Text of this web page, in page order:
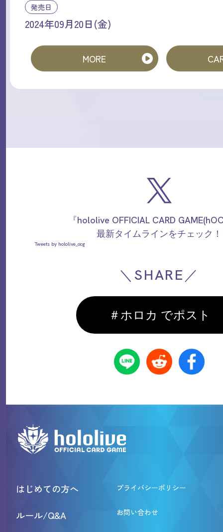
発売日
2024年09月20日(金)
MORE
『hololive OFFICIAL CARD
最新タイムラインをチェック！
Tweets by hololive_ocg
＼SHARE／
＃ホロカ でポスト
はじめての方へ
ルール/Q&A
プライバシーポリシー
お問い合わせ